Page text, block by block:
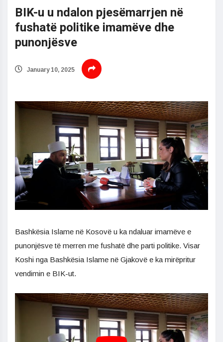
BIK-u u ndalon pjesëmarrjen në
fushatë politike imamëve dhe
punonjësve
January 10, 2025
Bashkësia Islame në Kosovë u ka ndaluar imamëve e
punonjësve të merren me fushatë dhe parti politike. Visar
Koshi nga Bashkësia Islame në Gjakovë e ka mirëpritur
vendimin e BIK-ut.